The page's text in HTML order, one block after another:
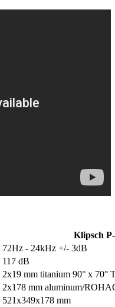
Klipsch
72Hz - 24kHz +/- 3dB
117 dB
2x19 mm titanium 90° x
2x178 mm aluminum/
521x349x178 mm